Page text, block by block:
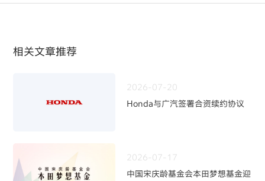
相关文章推荐
2026-07-20
Honda与广汽签署合资续约协议
2026-07-17
中国宋庆龄基金会本田梦想基金迎